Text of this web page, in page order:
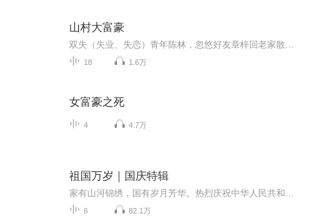
山村大富豪
18 1.6万
女富豪之死
4 4.7万
祖国万岁｜国庆特辑
6 82.1万